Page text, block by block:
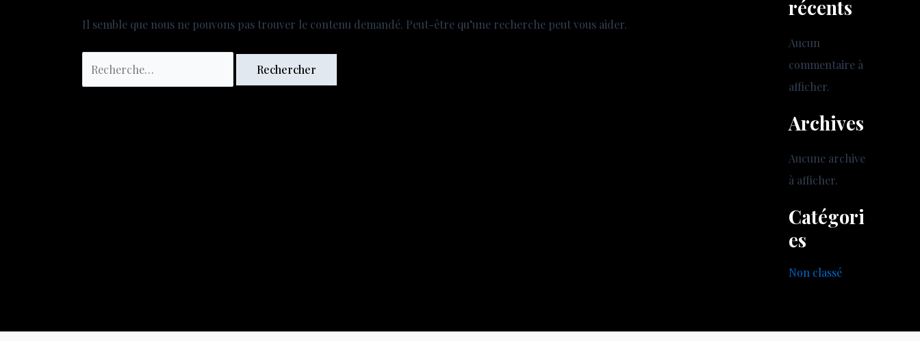
Il semble que nous ne pouvons pas trouver le contenu demandé. Peut-être qu’une recherche peut vous aider.
récents
Aucun
commentaire à
afficher.
Archives
Aucune archive
à afficher.
Catégori
es
Non classé